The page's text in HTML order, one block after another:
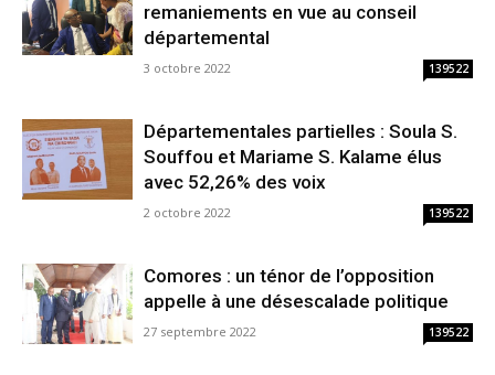
remaniements en vue au conseil
départemental
3 octobre 2022 139522
Départementales partielles : Soula S.
Souffou et Mariame S. Kalame élus
avec 52,26% des voix
2 octobre 2022 139522
Comores : un ténor de l’opposition
appelle à une désescalade politique
27 septembre 2022 139522